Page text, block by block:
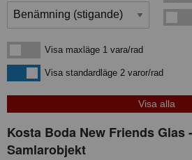
Bara
Visa maxläge 1 vara/rad
Visa maxläge 1 vara/rad
Visa standardlägeVisa standardläge 2 varor/rad
Kosta Boda New Friends Glas
Samlarobjekt